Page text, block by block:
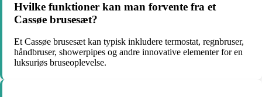
Hvilke funktioner kan man forvente fra et
Cassøe brusesæt?
Et Cassøe brusesæt kan typisk inkludere termostat, regnbruser,
håndbruser, showerpipes og andre innovative elementer for en
luksuriøs bruseoplevelse.